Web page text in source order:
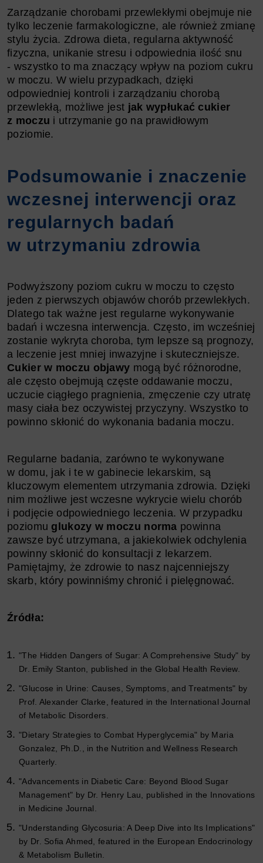
Zarządzanie chorobami przewlekłymi obejmuje nie
tylko leczenie farmakologiczne, ale również zmianę
stylu życia. Zdrowa dieta, regularna aktywność
fizyczna, unikanie stresu i odpowiednia ilość snu
- wszystko to ma znaczący wpływ na poziom cukru
w moczu. W wielu przypadkach, dzięki
odpowiedniej kontroli i zarządzaniu chorobą
przewlekłą, możliwe jest jak wypłukać cukier
z moczu i utrzymanie go na prawidłowym
poziomie.
Podsumowanie i znaczenie
wczesnej interwencji oraz
regularnych badań
w utrzymaniu zdrowia
Podwyższony poziom cukru w moczu to często
jeden z pierwszych objawów chorób przewlekłych.
Dlatego tak ważne jest regularne wykonywanie
badań i wczesna interwencja. Często, im wcześniej
zostanie wykryta choroba, tym lepsze są prognozy,
a leczenie jest mniej inwazyjne i skuteczniejsze.
Cukier w moczu objawy mogą być różnorodne,
ale często obejmują częste oddawanie moczu,
uczucie ciągłego pragnienia, zmęczenie czy utratę
masy ciała bez oczywistej przyczyny. Wszystko to
powinno skłonić do wykonania badania moczu.
Regularne badania, zarówno te wykonywane
w domu, jak i te w gabinecie lekarskim, są
kluczowym elementem utrzymania zdrowia. Dzięki
nim możliwe jest wczesne wykrycie wielu chorób
i podjęcie odpowiedniego leczenia. W przypadku
poziomu glukozy w moczu norma powinna
zawsze być utrzymana, a jakiekolwiek odchylenia
powinny skłonić do konsultacji z lekarzem.
Pamiętajmy, że zdrowie to nasz najcenniejszy
skarb, który powinniśmy chronić i pielęgnować.
Źródła:
"The Hidden Dangers of Sugar: A Comprehensive Study" by
Dr. Emily Stanton, published in the Global Health Review.
"Glucose in Urine: Causes, Symptoms, and Treatments" by
Prof. Alexander Clarke, featured in the International Journal
of Metabolic Disorders.
"Dietary Strategies to Combat Hyperglycemia" by Maria
Gonzalez, Ph.D., in the Nutrition and Wellness Research
Quarterly.
"Advancements in Diabetic Care: Beyond Blood Sugar
Management" by Dr. Henry Lau, published in the Innovations
in Medicine Journal.
"Understanding Glycosuria: A Deep Dive into Its Implications"
by Dr. Sofia Ahmed, featured in the European Endocrinology
& Metabolism Bulletin.